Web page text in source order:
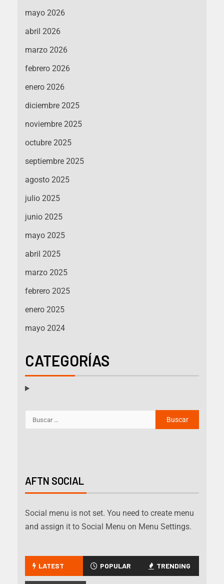
mayo 2026
abril 2026
marzo 2026
febrero 2026
enero 2026
diciembre 2025
noviembre 2025
octubre 2025
septiembre 2025
agosto 2025
julio 2025
junio 2025
mayo 2025
abril 2025
marzo 2025
febrero 2025
enero 2025
mayo 2024
CATEGORÍAS
AFTN SOCIAL
Social menu is not set. You need to create menu
and assign it to Social Menu on Menu Settings.
LATEST POPULAR TRENDING